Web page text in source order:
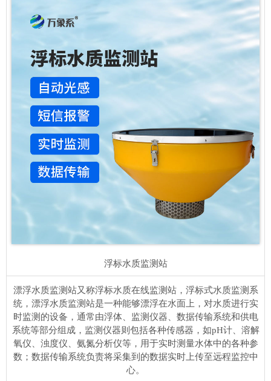
浮标水质监测站
漂浮水质监测站又称浮标水质在线监测站，浮标式水质监测系
统，漂浮水质监测站是一种能够漂浮在水面上，对水质进行实
时监测的设备，通常由浮体、监测仪器、数据传输系统和供电
系统等部分组成，监测仪器则包括各种传感器，如pH计、溶解
氧仪、浊度仪、氨氮分析仪等，用于实时测量水体中的各种参
数；数据传输系统负责将采集到的数据实时上传至远程监控中
心。